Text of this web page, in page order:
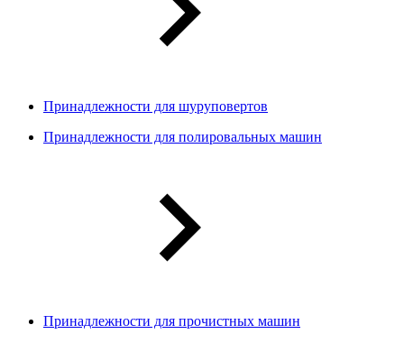
Принадлежности для шуруповертов
Принадлежности для полировальных машин
Принадлежности для прочистных машин